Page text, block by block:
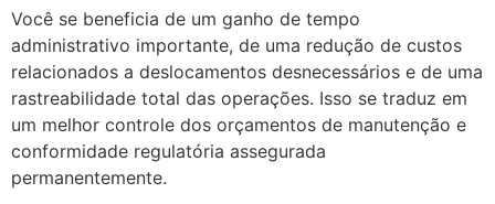
Você se beneficia de um ganho de tempo
administrativo importante, de uma redução de custos
relacionados a deslocamentos desnecessários e de uma
rastreabilidade total das operações. Isso se traduz em
um melhor controle dos orçamentos de manutenção e
conformidade regulatória assegurada
permanentemente.